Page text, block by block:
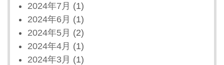
2024年7月 (1)
2024年6月 (1)
2024年5月 (2)
2024年4月 (1)
2024年3月 (1)